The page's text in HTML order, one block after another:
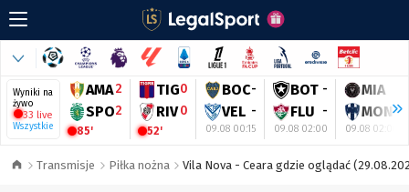
Wyniki na
żywo
33 live
Wszystkie
AMA2
SPO2
85'
TIG0
RIV0
52'
BOC-
VEL -
09.08 00:15
BOT -
FLU -
09.08 02:00
MIA
MON-
09.08 02:00
Transmisje Piłka nożna Vila Nova - Ceara gdzie oglądać